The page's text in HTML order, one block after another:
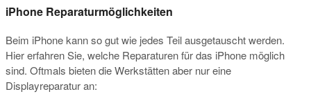
iPhone Reparaturmöglichkeiten
Beim iPhone kann so gut wie jedes Teil ausgetauscht werden.
Hier erfahren Sie, welche Reparaturen für das iPhone möglich
sind. Oftmals bieten die Werkstätten aber nur eine
Displayreparatur an: